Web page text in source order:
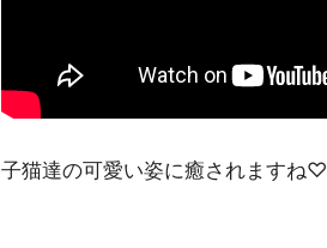
子猫達の可愛い姿に癒されますね♡